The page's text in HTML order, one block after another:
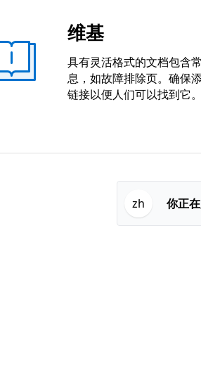
维基
具有灵活格式的文档包含
息，如故障排除页。确保
链接以便人们可以找到它。
zh 你正